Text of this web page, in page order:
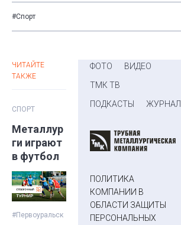
#Спорт
ЧИТАЙТЕ
ТАКЖЕ
СПОРТ
Металлур
ги играют
в футбол
#Первоуральск
ФОТО
ВИДЕО
ТМК ТВ
ПОДКАСТЫ
ЖУРНАЛ
ПОЛИТИКА
КОМПАНИИ В
ОБЛАСТИ ЗАЩИТЫ
ПЕРСОНАЛЬНЫХ